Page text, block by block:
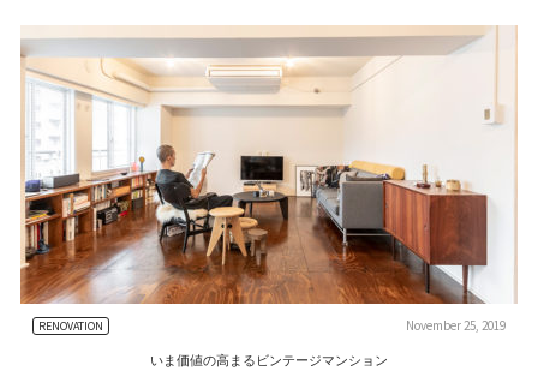
RENOVATION November 25, 2019
いま価値の高まるビンテージマンション